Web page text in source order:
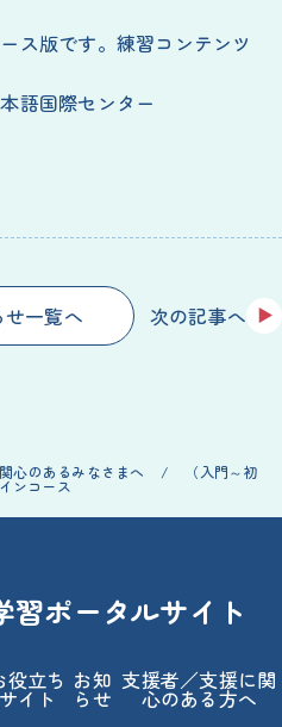
ス版です。練習コンテンツ
語国際センター
せ一覧へ 次の記事へ
心のあるみなさまへ / （入門～初
ンコース
習ポータルサイト
役立ち
サイト
お知
らせ
支援者／支援に関
心のある方へ